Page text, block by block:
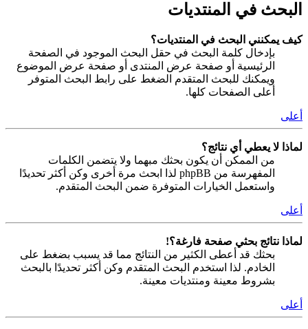
البحث في المنتديات
كيف يمكنني البحث في المنتديات؟
بإدخال كلمة البحث في حقل البحث الموجود في الصفحة
الرئيسية أو صفحة عرض المنتدى أو صفحة عرض الموضوع
ويمكنك للبحث المتقدم الضغط على رابط البحث المتوفر
أعلى الصفحات كلها.
أعلى
لماذا لا يعطي أي نتائج؟
من الممكن أن يكون بحثك مبهما ولا يتضمن الكلمات
المفهرسة من phpBB لذا ابحث مرة أخرى وكن أكثر تحديدًا
واستعمل الخيارات المتوفرة ضمن البحث المتقدم.
أعلى
لماذا نتائج بحثي صفحة فارغة؟!
بحثك قد أعطى الكثير من النتائج مما قد يسبب بضغط على
الخادم. لذا استخدم البحث المتقدم وكن أكثر تحديدًا بالبحث
بشروط معينة ومنتديات معينة.
أعلى